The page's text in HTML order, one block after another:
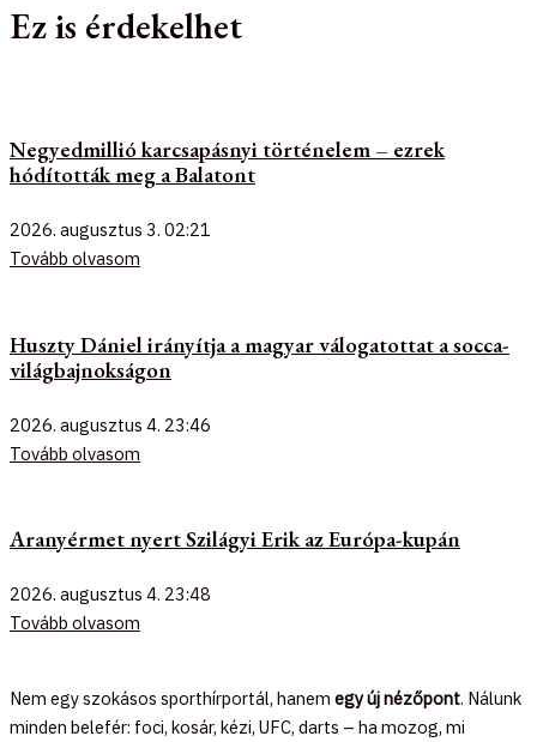
Ez is érdekelhet
Negyedmillió karcsapásnyi történelem – ezrek
hódították meg a Balatont
2026. augusztus 3. 02:21
Tovább olvasom
Huszty Dániel irányítja a magyar válogatottat a socca-
világbajnokságon
2026. augusztus 4. 23:46
Tovább olvasom
Aranyérmet nyert Szilágyi Erik az Európa-kupán
2026. augusztus 4. 23:48
Tovább olvasom
Nem egy szokásos sporthírportál, hanem egy új nézőpont. Nálunk
minden belefér: foci, kosár, kézi, UFC, darts – ha mozog, mi